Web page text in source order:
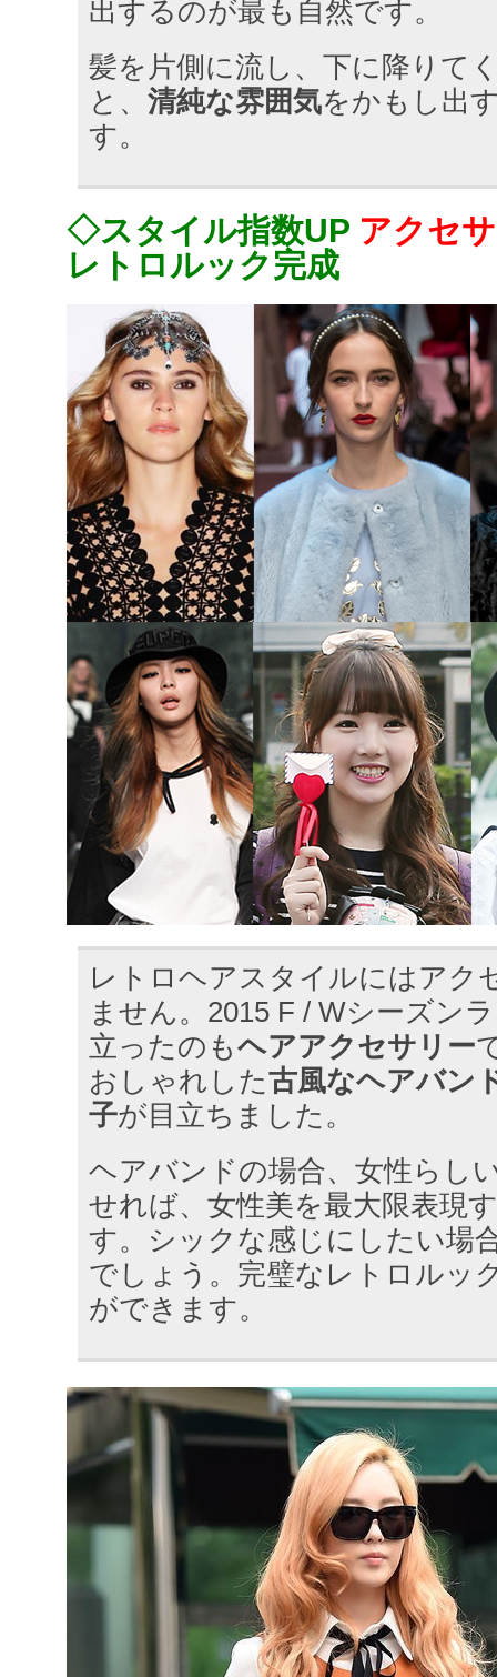
出するのが最も自然です。
髪を片側に流し、下に降りて
と、 清純な雰囲気をかもし出
す。
◇スタイル指数UP アクセ
レトロルック完成
レトロヘアスタイルにはアク
ません。2015 F / Wシーズン
立ったのもヘアアクセサリー
おしゃれした古風なヘアバン
子が目立ちました。
ヘアバンドの場合、女性らし
せれば、女性美を最大限表現
す。シックな感じにしたい場
でしょう。完璧なレトロルッ
ができます。